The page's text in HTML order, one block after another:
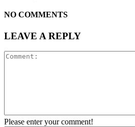
NO COMMENTS
LEAVE A REPLY
Please enter your comment!